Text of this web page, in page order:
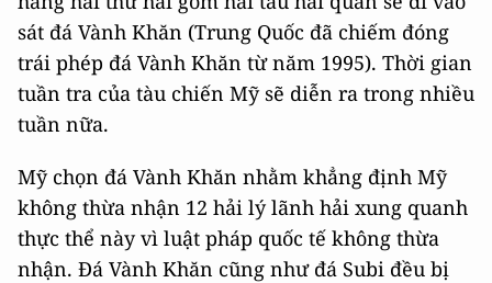
sát đá Vành Khăn (Trung Quốc đã chiếm đóng
trái phép đá Vành Khăn từ năm 1995). Thời gian
tuần tra của tàu chiến Mỹ sẽ diễn ra trong nhiều
tuần nữa.
Mỹ chọn đá Vành Khăn nhằm khẳng định Mỹ
không thừa nhận 12 hải lý lãnh hải xung quanh
thực thể này vì luật pháp quốc tế không thừa
nhận. Đá Vành Khăn cũng như đá Subi đều bị